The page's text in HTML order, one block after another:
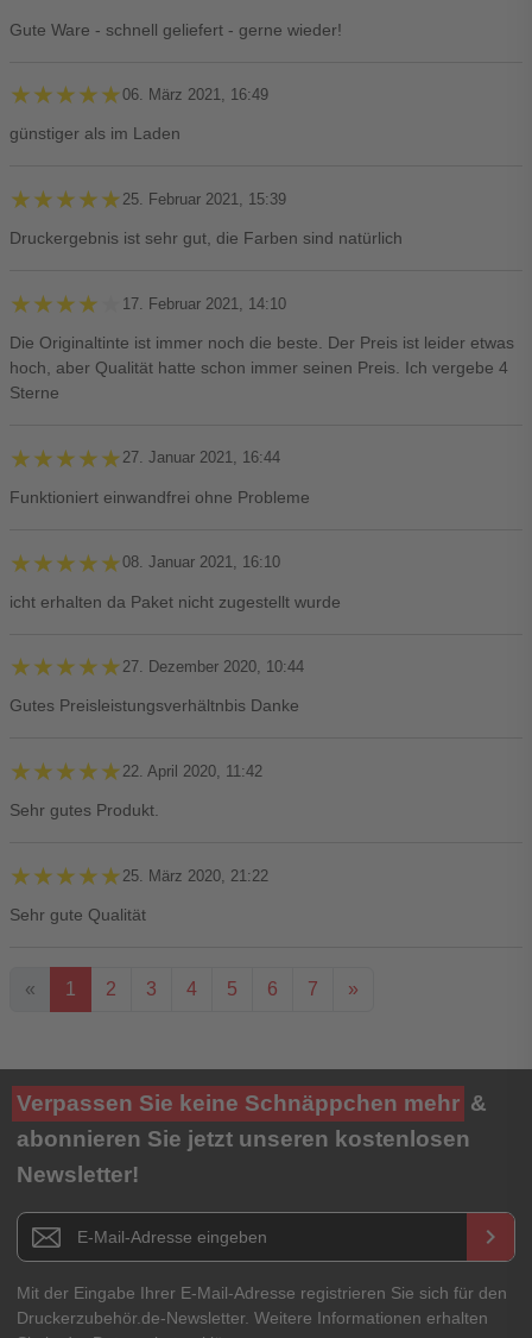
Gute Ware - schnell geliefert - gerne wieder!
★★★★★
★★★★★06. März 2021, 16:49
günstiger als im Laden
★★★★★
★★★★★ 25. Februar 2021, 15:39
Druckergebnis ist sehr gut, die Farben sind natürlich
★★★★★
★★★★★ 17. Februar 2021, 14:10
Die Originaltinte ist immer noch die beste. Der Preis ist leider etwas
hoch, aber Qualität hatte schon immer seinen Preis. Ich vergebe 4
Sterne
★★★★★
★★★★★ 27. Januar 2021, 16:44
Funktioniert einwandfrei ohne Probleme
★★★★★
★★★★★08. Januar 2021, 16:10
icht erhalten da Paket nicht zugestellt wurde
★★★★★
★★★★★ 27. Dezember 2020, 10:44
Gutes Preisleistungsverhältnbis Danke
★★★★★
★★★★★ 22. April 2020, 11:42
Sehr gutes Produkt.
★★★★★
★★★★★ 25. März 2020, 21:22
Sehr gute Qualität
« 1 2 3 4 5 6 7 »
Ihre Bewertung**
★★★★★
Titel**
E-Mail-Adresse
Ihr Passwort
Verpassen Sie keine Schnäppchen mehr &
abonnieren Sie jetzt unseren kostenlosen
Newsletter!
Newsletter E-Mail Adresse keyboard_arrow_right
Mit der Eingabe Ihrer E-Mail-Adresse registrieren Sie sich für den
Druckerzubehör.de-Newsletter. Weitere Informationen erhalten